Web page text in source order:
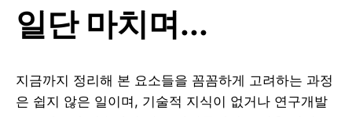
일단 마치며...
지금까지 정리해 본 요소들을 꼼꼼하게 고려하는 과정
은 쉽지 않은 일이며, 기술적 지식이 없거나 연구개발